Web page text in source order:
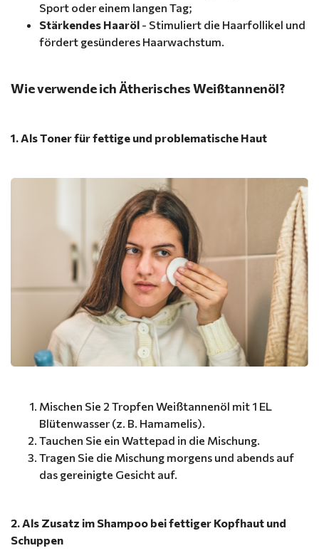
Sport oder einem langen Tag;
Stärkendes Haaröl - Stimuliert die Haarfollikel und
fördert gesünderes Haarwachstum.
Wie verwende ich Ätherisches Weißtannenöl?
1. Als Toner für fettige und problematische Haut
Mischen Sie 2 Tropfen Weißtannenöl mit 1 EL
Blütenwasser (z. B. Hamamelis).
Tauchen Sie ein Wattepad in die Mischung.
Tragen Sie die Mischung morgens und abends auf
das gereinigte Gesicht auf.
2. Als Zusatz im Shampoo bei fettiger Kopfhaut und
Schuppen